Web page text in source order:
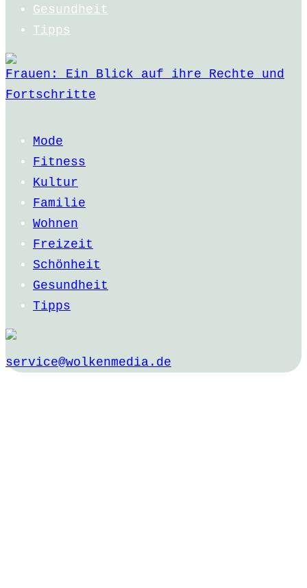
Gesundheit
Tipps
Frauen: Ein Blick auf ihre Rechte und
Fortschritte
Mode
Fitness
Kultur
Familie
Wohnen
Freizeit
Schönheit
Gesundheit
Tipps
service@wolkenmedia.de